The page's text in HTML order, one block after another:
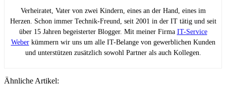
Verheiratet, Vater von zwei Kindern, eines an der Hand, eines im
Herzen. Schon immer Technik-Freund, seit 2001 in der IT tätig und seit
über 15 Jahren begeisterter Blogger. Mit meiner Firma IT-Service
Weberkümmern wir uns um alle IT-Belange von gewerblichen Kunden
und unterstützen zusätzlich sowohl Partner als auch Kollegen.
Ähnliche Artikel: